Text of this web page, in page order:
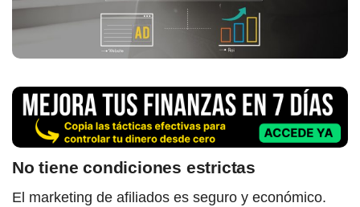
No tiene condiciones estrictas
El marketing de afiliados es seguro y económico.